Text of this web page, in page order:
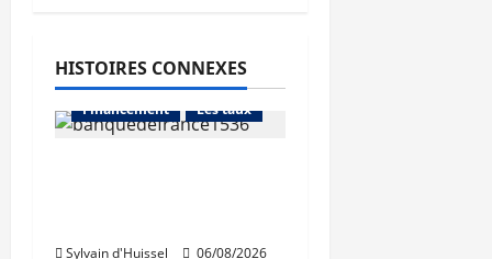
HISTOIRES CONNEXES
Abonnés
Financement
Les taux
Sylvain d'Huissel 06/08/2026